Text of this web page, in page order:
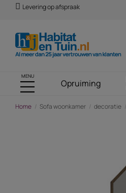
Levering op afspraak
MENU
Opruiming
Home Sofa woonkamer decoratie